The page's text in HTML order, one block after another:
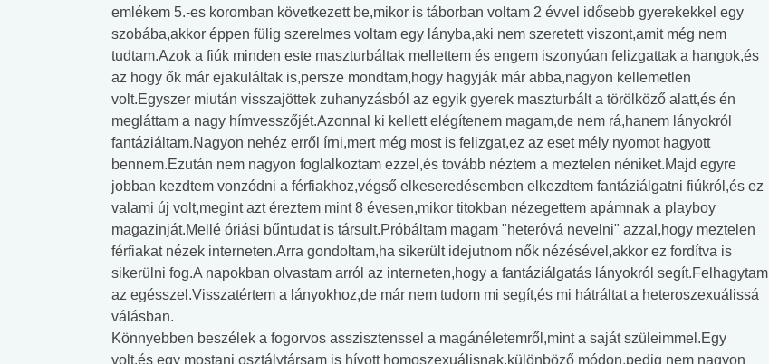
emlékem 5.-es koromban következett be,mikor is táborban voltam 2 évvel idősebb gyerekekkel egy
szobába,akkor éppen fülig szerelmes voltam egy lányba,aki nem szeretett viszont,amit még nem
tudtam.Azok a fiúk minden este maszturbáltak mellettem és engem iszonyúan felizgattak a hangok,és
az hogy ők már ejakuláltak is,persze mondtam,hogy hagyják már abba,nagyon kellemetlen
volt.Egyszer miután visszajöttek zuhanyzásból az egyik gyerek maszturbált a törölköző alatt,és én
megláttam a nagy hímvesszőjét.Azonnal ki kellett elégítenem magam,de nem rá,hanem lányokról
fantáziáltam.Nagyon nehéz erről írni,mert még most is felizgat,ez az eset mély nyomot hagyott
bennem.Ezután nem nagyon foglalkoztam ezzel,és tovább néztem a meztelen néniket.Majd egyre
jobban kezdtem vonzódni a férfiakhoz,végső elkeseredésemben elkezdtem fantáziálgatni fiúkról,és ez
valami új volt,megint azt éreztem mint 8 évesen,mikor titokban nézegettem apámnak a playboy
magazinját.Mellé óriási bűntudat is társult.Próbáltam magam "heteróvá nevelni" azzal,hogy meztelen
férfiakat nézek interneten.Arra gondoltam,ha sikerült idejutnom nők nézésével,akkor ez fordítva is
sikerülni fog.A napokban olvastam arról az interneten,hogy a fantáziálgatás lányokról segít.Felhagytam
az egésszel.Visszatértem a lányokhoz,de már nem tudom mi segít,és mi hátráltat a heteroszexuálissá
válásban.
Könnyebben beszélek a fogorvos asszisztenssel a magánéletemről,mint a saját szüleimmel.Egy
volt,és egy mostani osztálytársam is hívott homoszexuálisnak,különböző módon,pedig nem nagyon